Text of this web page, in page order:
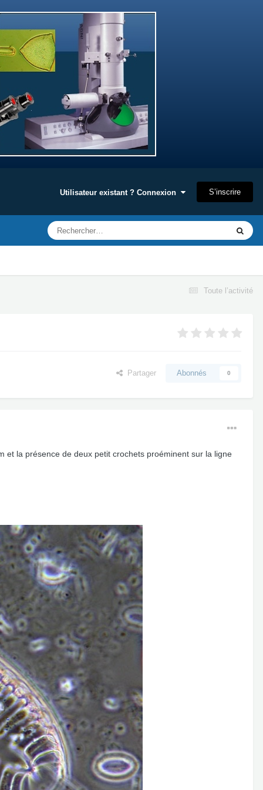
Utilisateur existant ? Connexion S’inscrire
Toute l’activité
Partager Abonnés 0
et la présence de deux petit crochets proéminent sur la ligne